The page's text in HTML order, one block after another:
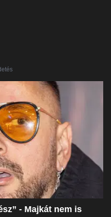
- Majkát nem is